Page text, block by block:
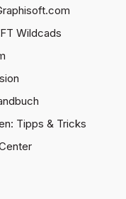
Wildcads
Tipps & Tricks